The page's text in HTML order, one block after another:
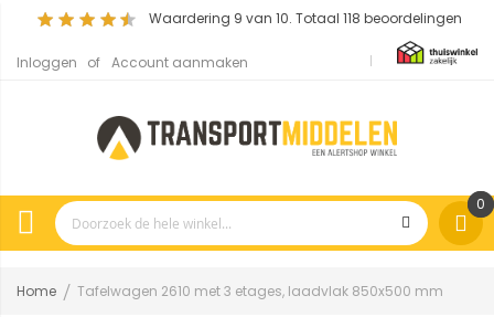
Waardering 9 van 10. Totaal 118 beoordelingen
Inloggen Account aanmaken
0
Home Tafelwagen 2610 met 3 etages, laadvlak 850x500 mm